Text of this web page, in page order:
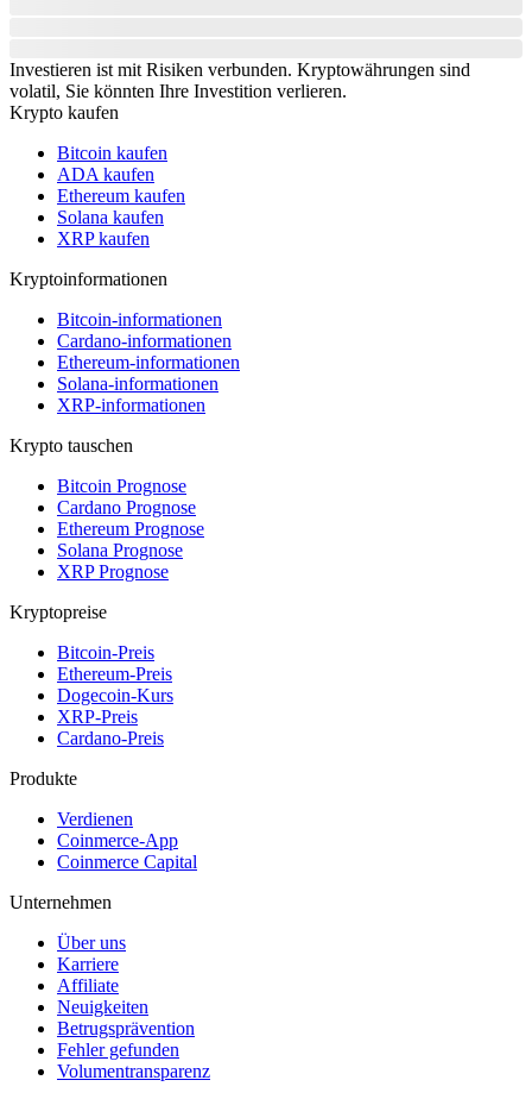
Investieren ist mit Risiken verbunden. Kryptowährungen sind
volatil, Sie könnten Ihre Investition verlieren.
Krypto kaufen
Bitcoin kaufen
ADA kaufen
Ethereum kaufen
Solana kaufen
XRP kaufen
Kryptoinformationen
Bitcoin-informationen
Cardano-informationen
Ethereum-informationen
Solana-informationen
XRP-informationen
Krypto tauschen
Bitcoin Prognose
Cardano Prognose
Ethereum Prognose
Solana Prognose
XRP Prognose
Kryptopreise
Bitcoin-Preis
Ethereum-Preis
Dogecoin-Kurs
XRP-Preis
Cardano-Preis
Produkte
Verdienen
Coinmerce-App
Coinmerce Capital
Unternehmen
Über uns
Karriere
Affiliate
Neuigkeiten
Betrugsprävention
Fehler gefunden
Volumentransparenz